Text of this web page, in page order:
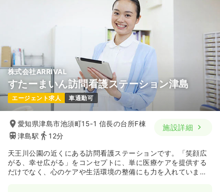
株式会社ARRIVAL
すたーまいん訪問看護ステーション津島
エージェント求人 車通勤可
愛知県津島市池須町15-1 信長の台所F棟
津島駅
12分
施設詳細
天王川公園の近くにある訪問看護ステーションです。「笑顔広
がる、幸せ広がる」をコンセプトに、単に医療ケアを提供する
だけでなく、心のケアや生活環境の整備にも力を入れていま